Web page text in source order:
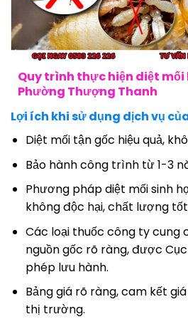
Quy trình thực hiện diệt mối
Phường Thượng Thanh
Lợi ích khi sử dụng dịch vụ
Diệt mối tận gốc hiệu quả,
Bảo hành công trình từ 1-3
Phương pháp diệt mối sinh
không độc hại, chất lượng
Các loại thuốc công ty cung
nguồn gốc rõ ràng, được
phép lưu hành.
Bảng giá rõ ràng, cam kết
thị trường.